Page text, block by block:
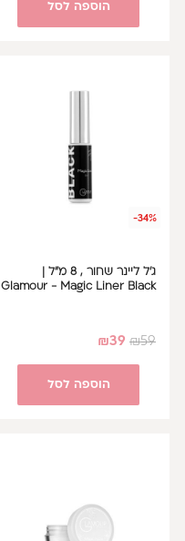
הוספה לסל
-34%
ג'ל ליינר שחור , 8 מ"ל |
Glamour - Magic Liner Black
₪59
₪39
הוספה לסל